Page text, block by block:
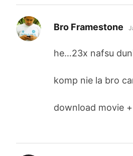
Bro Framestone
he…23x nafsu
komp nie la bro
download movie